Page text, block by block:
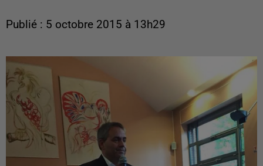
Publié : 5 octobre 2015 à 13h29